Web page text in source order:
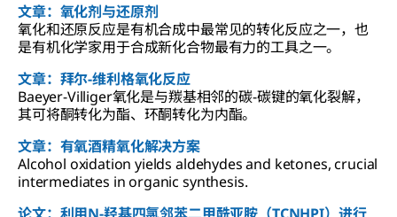
文章：氧化剂与还原剂
氧化和还原反应是有机合成中最常见的转化反应之一，也
是有机化学家用于合成新化合物最有力的工具之一。
文章：拜尔-维利格氧化反应
Baeyer-Villiger氧化是与羰基相邻的碳-碳键的氧化裂解，
其可将酮转化为酯、环酮转化为内酯。
文章：有氧酒精氧化解决方案
Alcohol oxidation yields aldehydes and ketones, crucial
intermediates in organic synthesis.